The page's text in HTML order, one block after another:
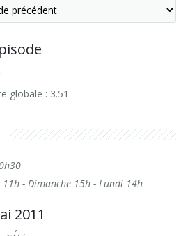
globale : 3.51
- Dimanche 15h - Lundi 14h
2011